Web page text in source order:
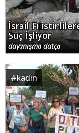
İsrail
Suç İşliyor
dayanışma datça
#kadın